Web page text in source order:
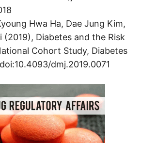
Hwa Ha, Dae Jung Kim,
(2019), Diabetes and the Risk
Cohort Study, Diabetes
dmj.2019.0071